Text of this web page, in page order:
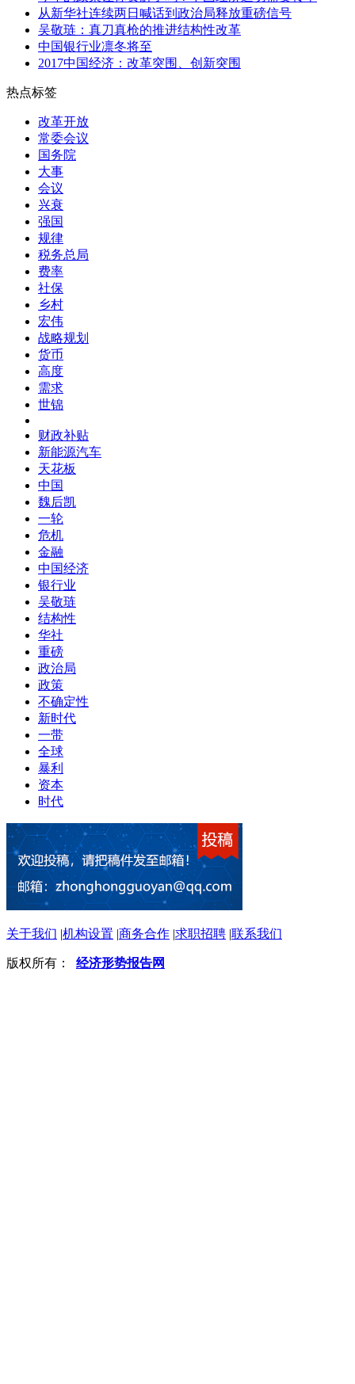
从新华社连续两日喊话到政治局释放重磅信号
吴敬琏：真刀真枪的推进结构性改革
中国银行业凛冬将至
2017中国经济：改革突围、创新突围
热点标签
改革开放
常委会议
国务院
大事
会议
兴衰
强国
规律
税务总局
费率
社保
乡村
宏伟
战略规划
货币
高度
需求
世锦
财政补贴
新能源汽车
天花板
中国
魏后凯
一轮
危机
金融
中国经济
银行业
吴敬琏
结构性
华社
重磅
政治局
政策
不确定性
新时代
一带
全球
暴利
资本
时代
关于我们 |机构设置 |商务合作 |求职招聘 |联系我们
版权所有： 经济形势报告网